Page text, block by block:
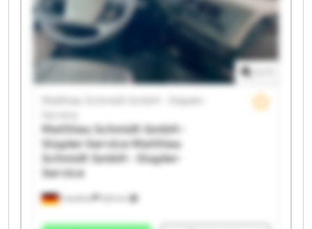
GmbH - Stapler-Service Matthias Schmidt GmbH -
Stapler-Service Matthias Schmidt GmbH - Stapler-
Service Matthias Schmidt GmbH - Stapler-Service
Matthias Schmidt GmbH - Stapler-Service Matthias
Schmidt GmbH - Stapler-Service
Frankfurt
Matthias Schmidt GmbH - Stapler-
Matthias Schmidt GmbH -
Stapler-ServiceMatthias
Schmidt GmbH - Stapler-
Service